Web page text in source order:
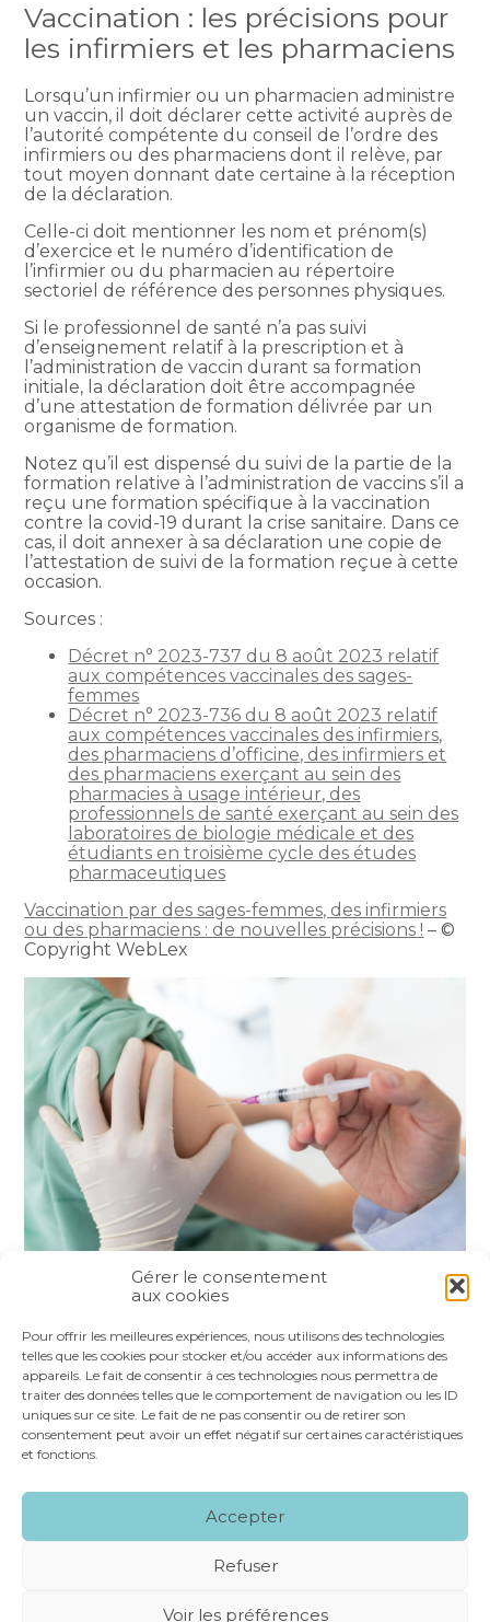
Gérer le consentement
aux cookies
Pour offrir les meilleures expériences, nous utilisons des technologies
telles que les cookies pour stocker et/ou accéder aux informations des
appareils. Le fait de consentir à ces technologies nous permettra de
traiter des données telles que le comportement de navigation ou les ID
uniques sur ce site. Le fait de ne pas consentir ou de retirer son
consentement peut avoir un effet négatif sur certaines caractéristiques
et fonctions.
Accepter
Refuser
Voir les préférences
Vaccination : les précisions pour
les infirmiers et les pharmaciens
Lorsqu’un infirmier ou un pharmacien administre
un vaccin, il doit déclarer cette activité auprès de
l’autorité compétente du conseil de l’ordre des
infirmiers ou des pharmaciens dont il relève, par
tout moyen donnant date certaine à la réception
de la déclaration.
Celle-ci doit mentionner les nom et prénom(s)
d’exercice et le numéro d’identification de
l’infirmier ou du pharmacien au répertoire
sectoriel de référence des personnes physiques.
Si le professionnel de santé n’a pas suivi
d’enseignement relatif à la prescription et à
l’administration de vaccin durant sa formation
initiale, la déclaration doit être accompagnée
d’une attestation de formation délivrée par un
organisme de formation.
Notez qu’il est dispensé du suivi de la partie de la
formation relative à l’administration de vaccins s’il a
reçu une formation spécifique à la vaccination
contre la covid-19 durant la crise sanitaire. Dans ce
cas, il doit annexer à sa déclaration une copie de
l’attestation de suivi de la formation reçue à cette
occasion.
Sources :
Décret n° 2023-737 du 8 août 2023 relatif
aux compétences vaccinales des sages-
femmes
Décret n° 2023-736 du 8 août 2023 relatif
aux compétences vaccinales des infirmiers,
des pharmaciens d’officine, des infirmiers et
des pharmaciens exerçant au sein des
pharmacies à usage intérieur, des
professionnels de santé exerçant au sein des
laboratoires de biologie médicale et des
étudiants en troisième cycle des études
pharmaceutiques
Vaccination par des sages-femmes, des infirmiers
ou des pharmaciens : de nouvelles précisions ! – ©
Copyright WebLex
FaceBook
TwitterLinkedIn
Footer
NOS SERVICES
NOS SPÉCIALITÉS
RECRUTEMENT CONTACT
MENTIONS LÉGALES PLAN DU SITE